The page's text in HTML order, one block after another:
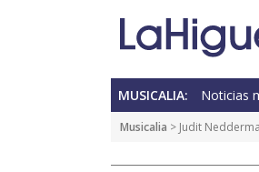
MUSICALIA: Noticias
Musicalia > Judit